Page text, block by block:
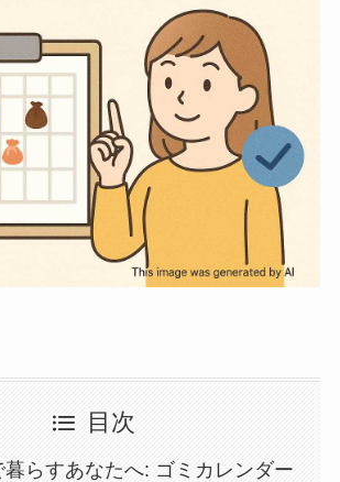
目次
暮らすあなたへ: ゴミカレンダー